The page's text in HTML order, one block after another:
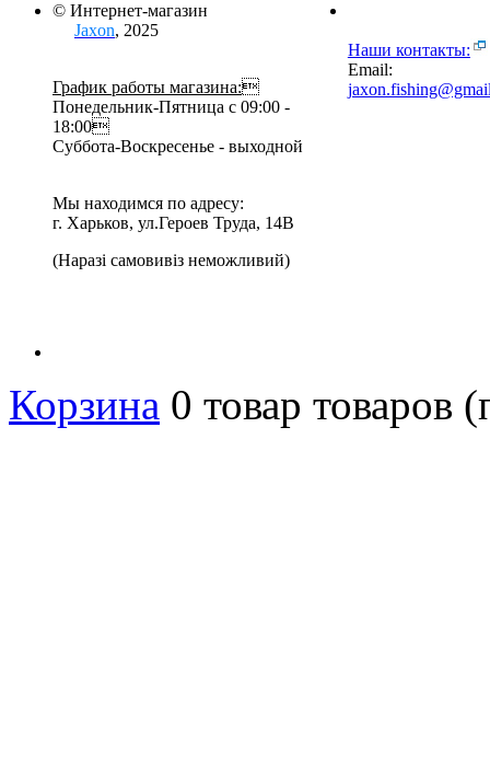
© Интернет-магазин
Jaxon, 2025
График работы магазина:
Понедельник-Пятница с 09:00 -
18:00
Суббота-Воскресенье - выходной
Мы находимся по адресу:
г. Харьков, ул.Героев Труда, 14В
(Наразі самовивіз неможливий)
Наши контакты:
Email:
Корзина 0 товар товаров